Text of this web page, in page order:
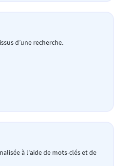
d’une recherche.
à l'aide de mots-clés et de